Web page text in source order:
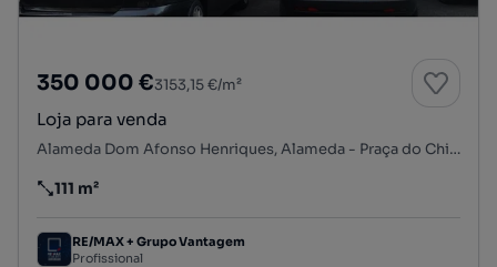
350 000 €3153,15 €/m²
Loja para venda
Alameda Dom Afonso Henriques, Alameda - Praça do Chile - Almirante Reis, Arroios, Lisboa, Lisboa
Preço por metro quadrado
111 m²
RE/MAX + Grupo Vantagem
Profissional